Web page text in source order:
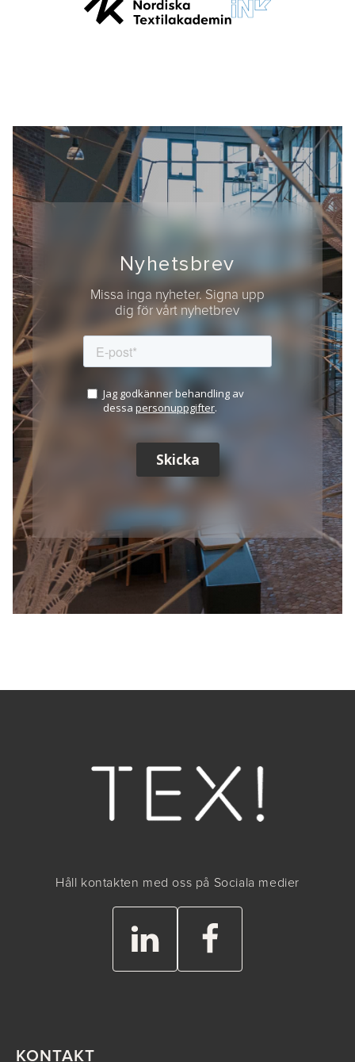
Nyhetsbrev
Missa inga nyheter. Signa upp
dig för vårt nyhetbrev
Håll kontakten med oss på Sociala medier
KONTAKT